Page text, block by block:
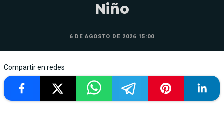
Niño
6 DE AGOSTO DE 2026 15:00
Compartir en redes